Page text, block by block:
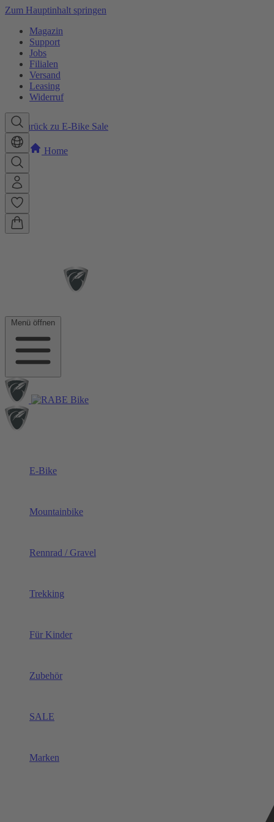
Zum Hauptinhalt springen
Magazin
Support
Jobs
Filialen
Versand
Leasing
Widerruf
Menü öffnen
E-Bike
Mountainbike
Rennrad / Gravel
Trekking
Für Kinder
Zubehör
SALE
Marken
Zurück zu E-Bike Sale
Home